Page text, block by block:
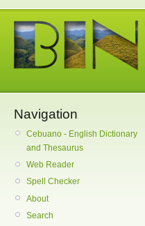
Navigation
Cebuano - English Dictionary
and Thesaurus
Web Reader
Spell Checker
About
Search